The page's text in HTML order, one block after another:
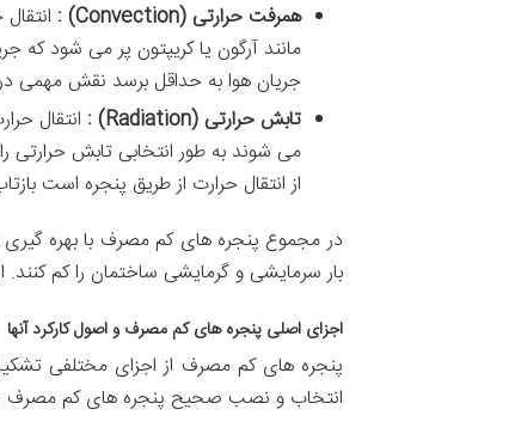
همرفت حرارتی (Convection) : انتقال
مانند آرگون یا کریپتون پرمی شود که
جریان هوا به حداقل برسد نقش مهمی
تابش حرارتی (Radiation) : انتقال
می شوند به طور انتخابی تابش حرارتی را
از انتقال حرارت ازطریق پنجره است
در مجموع پنجره های کم مصرف با بهره گیری
بار سرمایشی و گرمایشی ساختمان را کم کنند.
اجزای اصلی پنجره های کم مصرف واصولکارکرد آنها
پنجره های کم مصرف از اجزای مختلفی
انتخاب و نصب صحیح پنجره های کم مصرف